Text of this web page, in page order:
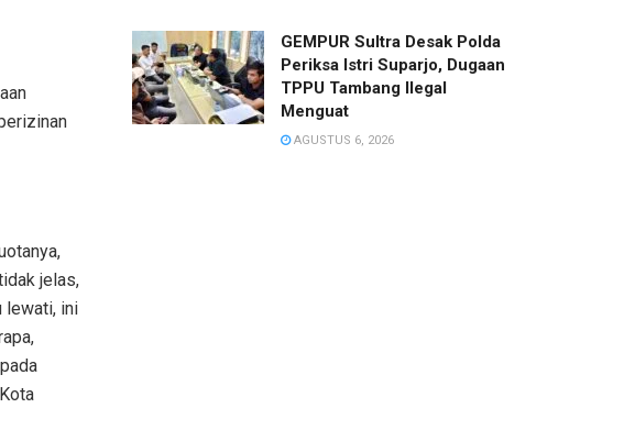
jelas,
lewati, ini
GEMPUR Sultra Desak Polda
Periksa Istri Suparjo, Dugaan
TPPU Tambang Ilegal
Menguat
AGUSTUS 6, 2026